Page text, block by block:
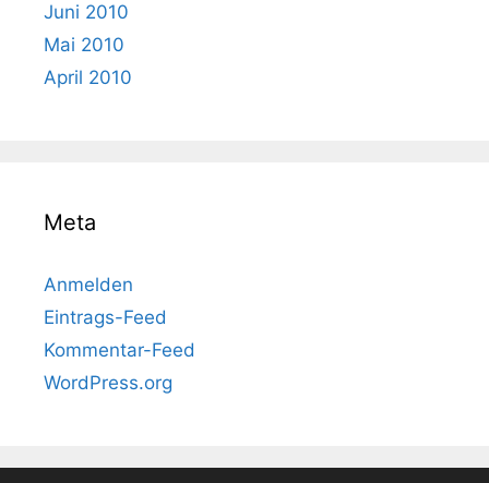
Juni 2010
Mai 2010
April 2010
Meta
Anmelden
Eintrags-Feed
Kommentar-Feed
WordPress.org